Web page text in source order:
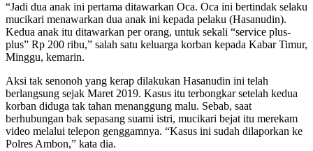
“Jadi dua anak ini pertama ditawarkan Oca. Oca ini bertindak selaku
mucikari menawarkan dua anak ini kepada pelaku (Hasanudin).
Kedua anak itu ditawarkan per orang, untuk sekali “service plus-
plus” Rp 200 ribu,” salah satu keluarga korban kepada Kabar Timur,
Minggu, kemarin.
Aksi tak senonoh yang kerap dilakukan Hasanudin ini telah
berlangsung sejak Maret 2019. Kasus itu terbongkar setelah kedua
korban diduga tak tahan menanggung malu. Sebab, saat
berhubungan bak sepasang suami istri, mucikari bejat itu merekam
video melalui telepon genggamnya. “Kasus ini sudah dilaporkan ke
Polres Ambon,” kata dia.